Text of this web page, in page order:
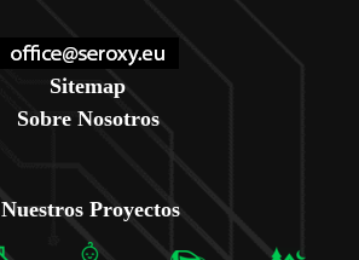
Sitemap
Sobre Nosotros
Nuestros Proyectos